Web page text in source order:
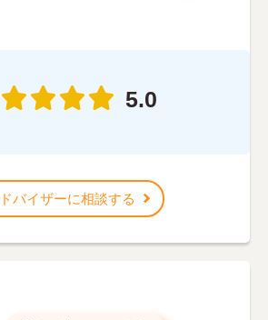
5.0
バイザーに相談する